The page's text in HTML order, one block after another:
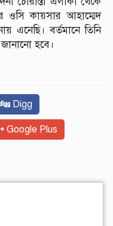
ওসি কায়সার আহাম্মেদ
এনেছি। বর্তমানে তিনি
হবে।
Digg
Google Plus